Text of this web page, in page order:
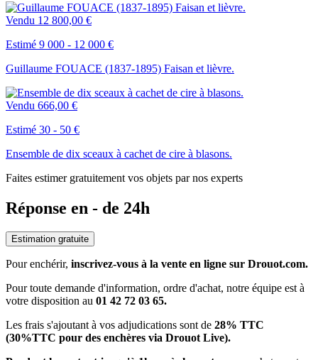
Vendu 12 800,00 €
Estimé 9 000 - 12 000 €
Guillaume FOUACE (1837-1895) Faisan et lièvre.
Vendu 666,00 €
Estimé 30 - 50 €
Ensemble de dix sceaux à cachet de cire à blasons.
Faites estimer gratuitement vos objets par nos experts
Réponse en - de 24h
Estimation gratuite
Pour enchérir, inscrivez-vous à la vente en ligne sur Drouot.com.
Pour toute demande d'information, ordre d'achat, notre équipe est à
votre disposition au 01 42 72 03 65.
Les frais s'ajoutant à vos adjudications sont de 28% TTC
(30%TTC pour des enchères via Drouot Live).